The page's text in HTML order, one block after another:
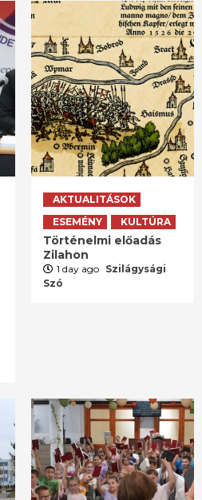
AKTUALITÁSOK
ESEMÉNY
KULTÚRA
Történelmi előadás
Zilahon
1 day ago Szilágysági
Szó